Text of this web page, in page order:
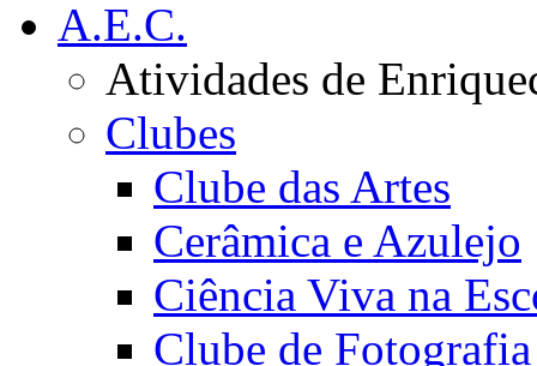
A.E.C.
Atividades de
Clubes
Clube das Artes
Cerâmica e Azulejo
Ciência Viva na
Clube de Fotografia